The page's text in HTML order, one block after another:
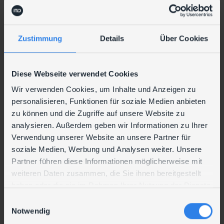
Zustimmung Details Über Cookies
Diese Webseite verwendet Cookies
Wir verwenden Cookies, um Inhalte und Anzeigen zu
personalisieren, Funktionen für soziale Medien anbieten
zu können und die Zugriffe auf unsere Website zu
analysieren. Außerdem geben wir Informationen zu Ihrer
Verwendung unserer Website an unsere Partner für
soziale Medien, Werbung und Analysen weiter. Unsere
Partner führen diese Informationen möglicherweise mit
weiteren Daten zusammen, die Sie ihnen bereitgestellt
Notwendig
Unternehmen technisch am neuesten Stand sein
müssen. Und die Mitarbeiter können sich ganz auf
ihre Kernaufgaben konzentrieren, ohne sich um
Outtasking
Eine Möglichkeit Arbeit auszulagern, ist die
Betriebsunterstützung, auch Outtasking genannt.
In dem Fall werden einzelne Aufgaben („Tasks“) an
IT-Dienstleister ausgelagert. Klassische
Aufgabenbereiche für die Betriebsunterstützung
sind beispielsweise präventive Maßnahmen,
Störungsbehebung oder eben das Patchen von